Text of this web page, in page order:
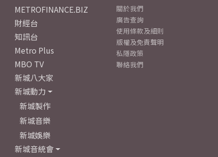
METROFINANCE.BIZ
財經台
知訊台
Metro Plus
MBO TV
新城八大家
新城動力
新城製作
新城音樂
新城娛樂
新城音統會
關於我們
廣告查詢
使用條款及細則
版權及免責聲明
私隱政策
聯絡我們